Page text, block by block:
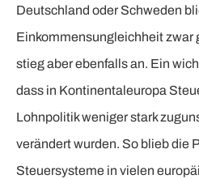
Deutschland oder Schweden
Einkommensungleichheit zwar
stieg aber ebenfalls an. Ein
dass in Kontinentaleuropa
Lohnpolitik weniger stark
verändert wurden. So blieb die
Steuersysteme in vielen